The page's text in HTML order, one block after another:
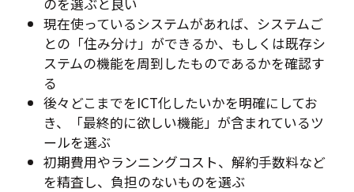
現在使っているシステムがあれば、システムご
との「住み分け」ができるか、もしくは既存シ
ステムの機能を周到したものであるかを確認す
る
後々どこまでをICT化したいかを明確にしてお
き、「最終的に欲しい機能」が含まれているツ
ールを選ぶ
初期費用やランニングコスト、解約手数料など
を精査し、負担のないものを選ぶ